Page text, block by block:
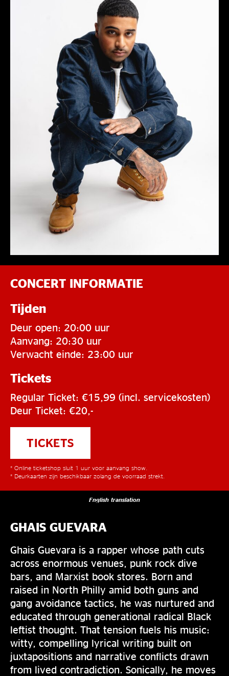
CONCERT INFORMATIE
Tijden
Deur open: 20:00 uur
Aanvang: 20:30 uur
Verwacht einde: 23:00 uur
Tickets
Regular Ticket: €15,99 (incl. servicekosten)
Deur Ticket: €20,-
TICKETS
* Online ticketshop sluit 1 uur voor aanvang show.
* Deurkaarten zijn beschikbaar zolang de voorraad strekt.
English translation
GHAIS GUEVARA
Ghais Guevara is a rapper whose path cuts
across enormous venues, punk rock dive
bars, and Marxist book stores. Born and
raised in North Philly amid both guns and
gang avoidance tactics, he was nurtured and
educated through generational radical Black
leftist thought. That tension fuels his music:
witty, compelling lyrical writing built on
juxtapositions and narrative conflicts drawn
from lived contradiction. Sonically, he moves